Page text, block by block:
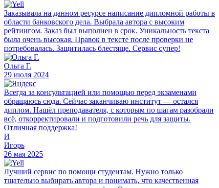
Заказывала на данном ресурсе написание дипломной работы в
области банковского дела. Выбрала автора с высоким
рейтингом. Заказ был выполнен в срок. Уникальность текста
была очень высокая. Правок в тексте после проверки не
потребовалась. Защитилась блестяще. Сервис супер!
Ольга Г.
29 июля 2024
Всегда за консультацией или помощью перед экзаменами
обращаюсь сюда. Сейчас заканчиваю институт — остался
диплом. Нашёл преподавателя, с которым по шагам разобрали
всё, откорректировали и подготовили речь для защиты.
Отличная поддержка!
И
Игорь
26 мая 2025
Лучший сервис по помощи студентам. Нужно только
тщательно выбирать автора и понимать, что качественная